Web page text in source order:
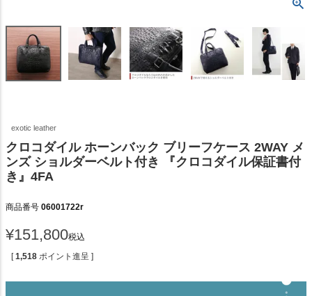
exotic leather
クロコダイル ホーンバック ブリーフケース 2WAY メ
ンズ ショルダーベルト付き 『クロコダイル保証書付
き』4FA
商品番号 06001722r
¥151,800税込
[ 1,518 ポイント進呈 ]